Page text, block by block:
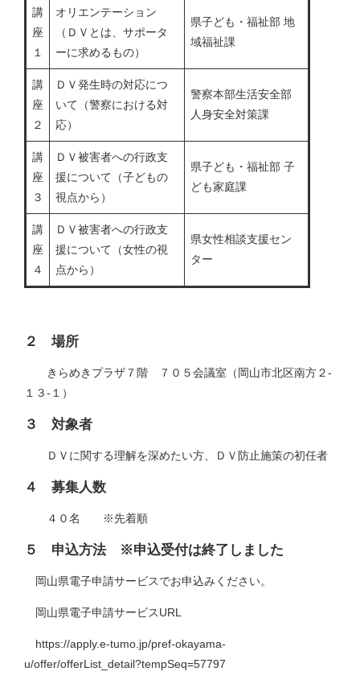
講
座
１
オリエンテーション
（ＤＶとは、サポータ
ーに求めるもの）
県子ども・福祉部 地
域福祉課
講
座
２
ＤＶ発生時の対応につ
いて（警察における対
応）
警察本部生活安全部
人身安全対策課
講
座
３
ＤＶ被害者への行政支
援について（子どもの
視点から）
県子ども・福祉部 子
ども家庭課
講
座
４
ＤＶ被害者への行政支
援について（女性の視
点から）
県女性相談支援セン
ター
２　場所
きらめきプラザ７階 ７０５会議室（岡山市北区南方２-
１３-１）
３　対象者
ＤＶに関する理解を深めたい方、ＤＶ防止施策の初任者
４　募集人数
４０名 ※先着順
５　申込方法　※申込受付は終了しました
岡山県電子申請サービスでお申込みください。
岡山県電子申請サービスURL
https://apply.e-tumo.jp/pref-okayama-
u/offer/offerList_detail?tempSeq=57797